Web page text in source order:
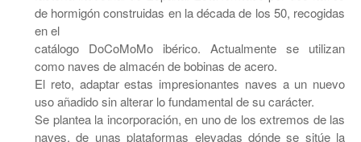
de hormigón construidas en la década de los 50, recogidas
en el
catálogo DoCoMoMo ibérico. Actualmente se utilizan
como naves de almacén de bobinas de acero.
El reto, adaptar estas impresionantes naves a un nuevo
uso añadido sin alterar lo fundamental de su carácter.
Se plantea la incorporación, en uno de los extremos de las
naves, de unas plataformas elevadas dónde se sitúe la